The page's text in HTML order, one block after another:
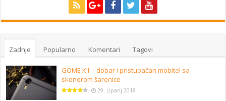
Zadnje Popularno Komentari Tagovi
GOME K1 – dobar i pristupačan mobitel sa
skenerom šarenice
29. Lipanj 2018